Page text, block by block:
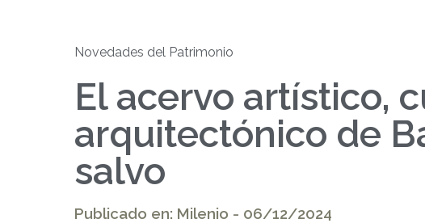
Novedades del Patrimonio
El acervo artístico,
arquitectónico de
salvo
Publicado en: Milenio - 06/12/2024